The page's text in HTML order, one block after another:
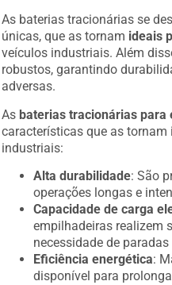
As baterias tracionárias se
únicas, que as tornam ideais
veículos industriais. Além
robustos, garantindo
adversas.
As baterias tracionárias para
características que as
industriais:
Alta durabilidade: São
operações longas e
Capacidade de carga
empilhadeiras realizem
necessidade de
Eficiência energética:
disponível para